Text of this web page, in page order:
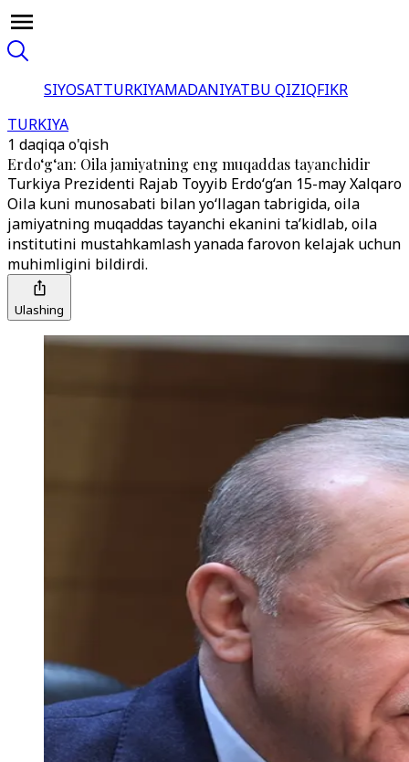
SIYOSATTURKIYAMADANIYATBU QIZIQFIKR
TURKIYA
1 daqiqa o'qish
Erdo‘g‘an: Oila jamiyatning eng muqaddas tayanchidir
Turkiya Prezidenti Rajab Toyyib Erdo‘g‘an 15-may Xalqaro
Oila kuni munosabati bilan yo‘llagan tabrigida, oila
jamiyatning muqaddas tayanchi ekanini ta’kidlab, oila
institutini mustahkamlash yanada farovon kelajak uchun
muhimligini bildirdi.
Ulashing